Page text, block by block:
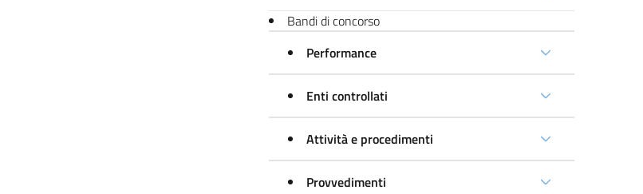
Bandi di concorso
Performance
Enti controllati
Attività e procedimenti
Provvedimenti